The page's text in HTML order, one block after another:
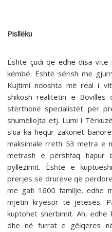
Pisllëku
Është çudi që edhe disa
këmbë. Është sërish me
Kujtimi ndoshta më real i
shikosh realitetin e
stërthonë specialistët për
shumëllojta etj. Lumi i
s’ua ka hequr zakonet
maksimale rreth 53 metra e
metrash e përshfaq
pyllëzimit. Është e
prerjes së drurëve që
me gati 1600 familje, edhe
mjetin kryesor të jetesës.
kuptohet shërbimit. Ah,
dhe në furrat e gëlqeres